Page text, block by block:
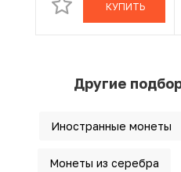
КУПИТЬ
Другие
Иностранные монеты
Монеты из серебра